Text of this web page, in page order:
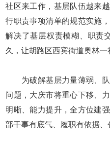
社区来工作，基层队伍越来
行职责事项清单的规范实施
解决了基层权责模糊、职责
久，让胡路区西宾街道奥林一
为破解基层力量薄弱、队
问题，大庆市将重心下移、
明晰、能力提升，全方位建
部干事有底气、履职有依据、